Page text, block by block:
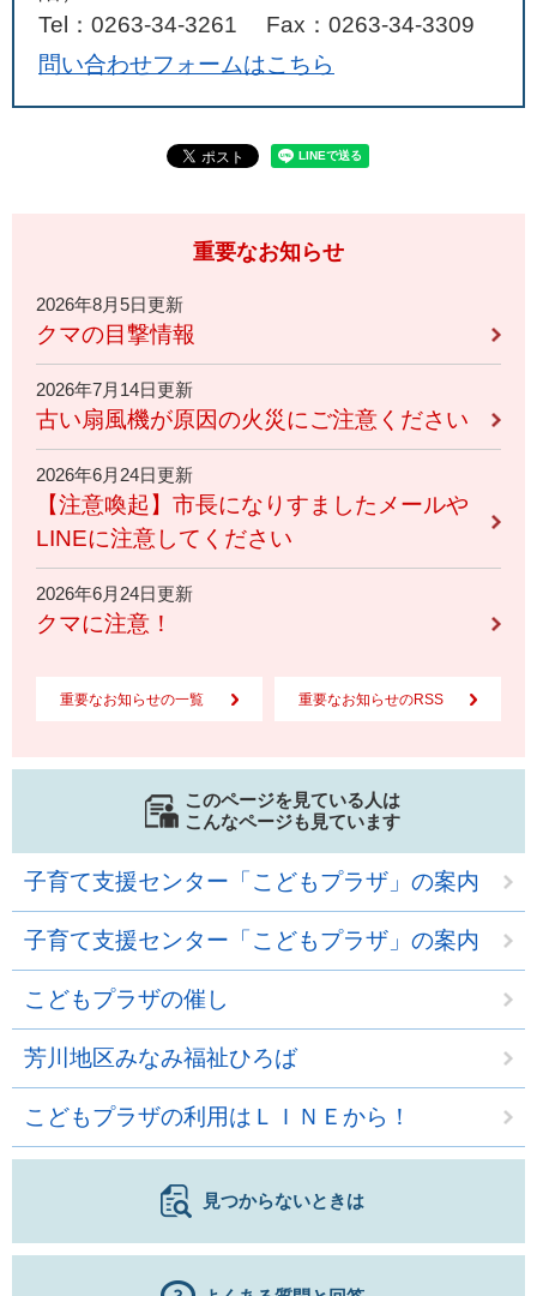
Tel：0263-34-3261
Fax：0263-34-3309
問い合わせフォームはこちら
重要なお知らせ
2026年8月5日更新
クマの目撃情報
2026年7月14日更新
古い扇風機が原因の火災にご注意ください
2026年6月24日更新
【注意喚起】市長になりすましたメールや
LINEに注意してください
2026年6月24日更新
クマに注意！
重要なお知らせの一覧 重要なお知らせのRSS
このページを見ている人は
こんなページも見ています
子育て支援センター「こどもプラザ」の案内
子育て支援センター「こどもプラザ」の案内
こどもプラザの催し
芳川地区みなみ福祉ひろば
こどもプラザの利用はＬＩＮＥから！
見つからないときは